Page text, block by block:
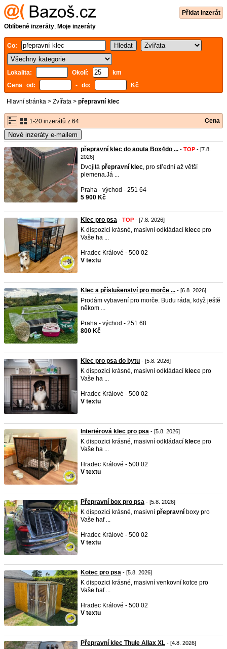
Přidat inzerát
Oblíbené inzeráty, Moje inzeráty
Co:
Lokalita: Okolí:
km
Cena od:
- do: Kč
Hlavní stránka > Zvířata > přepravní klec
1-20 inzerátů z 64 Cena
Nové inzeráty e-mailem
přepravní klec do aouta Box4do ... - TOP - [7.8.
2026]
Dvojitá přepravní klec, pro střední až větší
plemena.Já ...
Praha - východ - 251 64
5 900 Kč
Klec pro psa - TOP - [7.8. 2026]
K dispozici krásné, masivní odkládací klece pro
Vaše ha ...
Hradec Králové - 500 02
V textu
Klec a příslušenství pro morče ... - [6.8. 2026]
Prodám vybavení pro morče. Budu ráda, když ještě
někom ...
Praha - východ - 251 68
800 Kč
Klec pro psa do bytu - [5.8. 2026]
K dispozici krásné, masivní odkládací klece pro
Vaše ha ...
Hradec Králové - 500 02
V textu
Interiérová klec pro psa - [5.8. 2026]
K dispozici krásné, masivní odkládací klece pro
Vaše ha ...
Hradec Králové - 500 02
V textu
Přepravní box pro psa - [5.8. 2026]
K dispozici krásné, masivní přepravní boxy pro
Vaše haf ...
Hradec Králové - 500 02
V textu
Kotec pro psa - [5.8. 2026]
K dispozici krásné, masivní venkovní kotce pro
Vaše haf ...
Hradec Králové - 500 02
V textu
Přepravní klec Thule Allax XL - [4.8. 2026]